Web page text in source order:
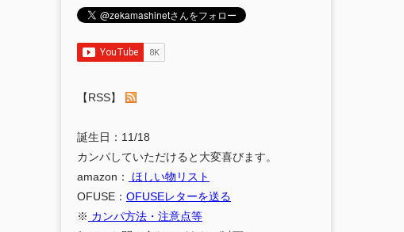
【RSS】
誕生日：11/18
カンパしていただけると大変喜びます。
amazon：
ほしい物リスト
OFUSE： OFUSEレターを送る
※ カンパ方法・注意点等